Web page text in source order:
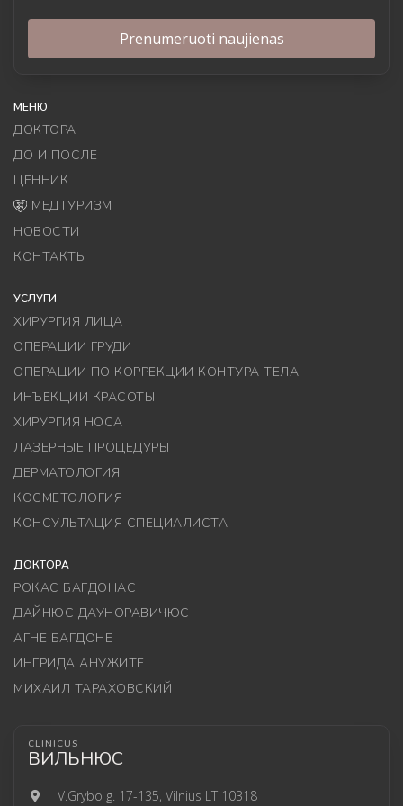
МЕНЮ
ДОКТОРА
ДО И ПОСЛЕ
ЦЕННИК
МЕДТУРИЗМ
НОВОСТИ
КОНТАКТЫ
УСЛУГИ
ХИРУРГИЯ ЛИЦА
ОПЕРАЦИИ ГРУДИ
ОПЕРАЦИИ ПО КОРРЕКЦИИ КОНТУРА ТЕЛА
ИНЪЕКЦИИ КРАСОТЫ
ХИРУРГИЯ НОСА
ЛАЗЕРНЫЕ ПРОЦЕДУРЫ
ДЕРМАТОЛОГИЯ
КОСМЕТОЛОГИЯ
КОНСУЛЬТАЦИЯ СПЕЦИАЛИСТА
ДОКТОРА
РОКАС БАГДОНАС
ДАЙНЮС ДАУНОРАВИЧЮС
АГНЕ БАГДОНЕ
ИНГРИДА АНУЖИТЕ
МИХАИЛ ТАРАХОВСКИЙ
CLINICUS
ВИЛЬНЮС
V.Grybo g. 17-135, Vilnius LT 10318